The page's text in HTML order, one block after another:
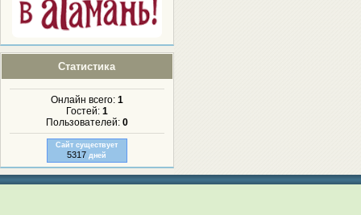
Статистика
Онлайн всего: 1
Гостей: 1
Пользователей: 0
Сайт существует
5317 дней